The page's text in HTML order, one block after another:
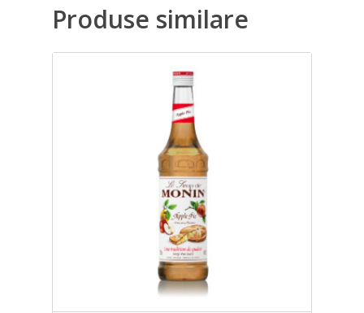
Produse similare